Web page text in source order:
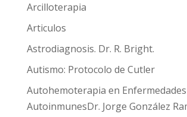
Arcilloterapia
Articulos
Astrodiagnosis. Dr. R. Bright.
Autismo: Protocolo de Cutler
Autohemoterapia en Enfermedades
AutoinmunesDr. Jorge González